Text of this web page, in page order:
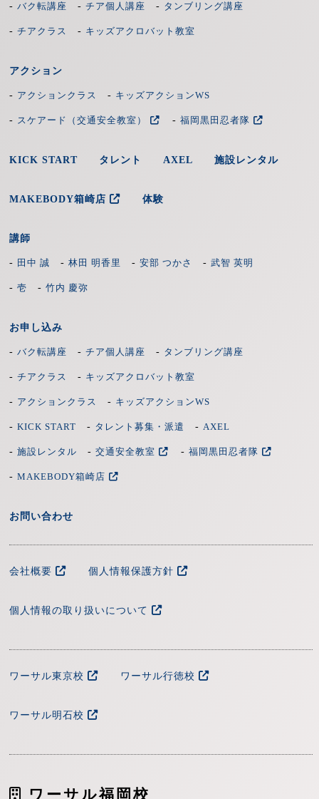
-バク転講座 -チア個人講座 - タンブリング講座
-チアクラス - キッズアクロバット教室
アクション
- アクションクラス - キッズアクションWS
- スケアード（交通安全教室） -福岡黒田忍者隊
KICK START タレント AXEL 施設レンタル
MAKEBODY箱崎店 体験
講師
- 田中 誠 -林田 明香里 -安部 つかさ -武智 英明
-壱 -竹内 慶弥
お申し込み
-バク転講座 -チア個人講座 - タンブリング講座
-チアクラス - キッズアクロバット教室
- アクションクラス - キッズアクションWS
-KICK START - タレント募集・派遣 -AXEL
-施設レンタル -交通安全教室 -福岡黒田忍者隊
-MAKEBODY箱崎店
お問い合わせ
会社概要 個人情報保護方針
個人情報の取り扱いについて
ワーサル東京校 ワーサル行徳校
ワーサル明石校
ワーサル福岡校